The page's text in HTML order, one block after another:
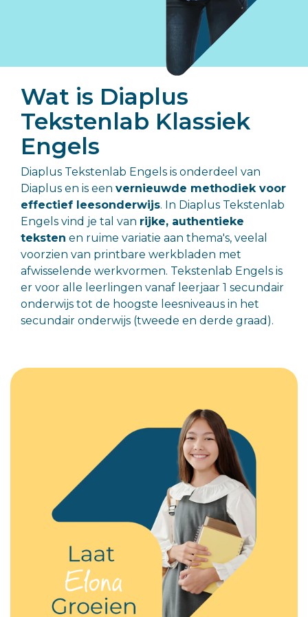
gezonde,
positieve
ontwikkeling
kind.
Wat is Diaplus
Tekstenlab Klassiek
Engels
Diaplus Tekstenlab Engels is onderdeel van
Diaplus en is een vernieuwde methodiek voor
effectief leesonderwijs. In Diaplus Tekstenlab
Engels vind je tal van rijke, authentieke
teksten en ruime variatie aan thema's, veelal
voorzien van printbare werkbladen met
afwisselende werkvormen. Tekstenlab Engels is
er voor alle leerlingen vanaf leerjaar 1 secundair
onderwijs tot de hoogste leesniveaus in het
secundair onderwijs (tweede en derde graad).